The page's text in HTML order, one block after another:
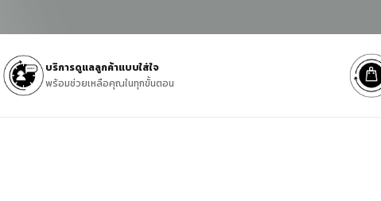
บริการดูแลลูกค้าแบบใส่ใจ
พร้อมช่วยเหลือคุณในทุกขั้นตอน